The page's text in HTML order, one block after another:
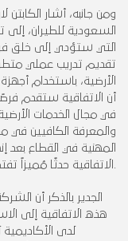
ومن جانبه، أشار الكابتن
السعودية للطيران، إلى
التي ستؤدي إلى خلق
تقديم تدريب عملي
الأرضية، باستخدام
أن الاتفاقية ستقدم
في مجال الخدمات
والمعرفة الكافيين في
المهنية في القطاع بعد
الجدير بالذكر أن
هذه الاتفاقية إلى
لدى